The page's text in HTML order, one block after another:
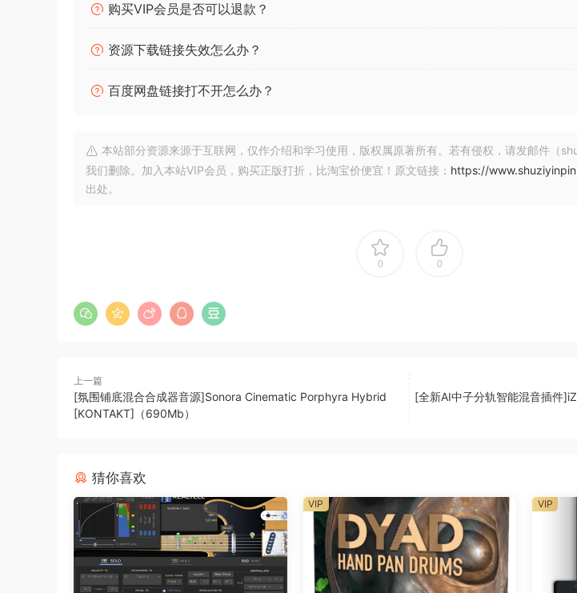
在弦乐器上，当您在两个音符之间移动时，您可以为声音注入一种能量和生命力，尤其是
如果这些音符是分开录制的，然后稍后拼接在一起，就不会有相同的细微差别。
在不同力度下演奏这些双音符连音符是令人欣慰的。为了捕捉这种感觉，样本都录制为渐
与许多其他 Osterhouse Sounds 库一样，这些不是标准的弦乐发音。这是一种特定的演
效果很好。希望这种特殊的演奏风格能激发您探索在音乐中使用弦乐的新方法，无论是在
– Midi 剪辑，可从内置的“创意”浏览器中获取。共 80 个。
– 345 MB（压缩）
– 684 个样本，以 110 BPM 录制（每个样本是 2 或 4 小节循环）
A library of playable two-note slurs for creating expressive string textures. Play
within a perfect 4th of each other to trigger the two-note slurs, or “ripples”.
On string instruments, there’s a kind of energy and life you can put into the sound
notes, especially if you play them in a single bow stroke. You can lean into the first
购买VIP会员是否可以退款？
资源下载链接失效怎么办？
百度网盘链接打不开怎么办？
本站部分资源来源于互联网，仅作介绍和学习使用，版权属原著所有。若有侵权，请发邮件（
我们删除。加入本站VIP会员，购买正版打折，比淘宝价便宜！原文链接： https://
出处。
0 0
上一篇
[氛围铺底混合合成器音源]Sonora Cinematic Porphyra Hybrid
[KONTAKT]（690Mb）
[全新AI中子分轨智能混音插件
猜你喜欢
VIP VIP